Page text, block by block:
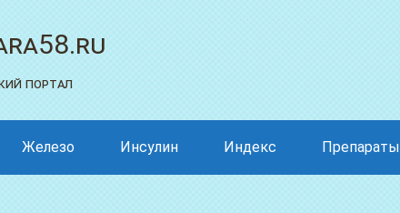
портал
Железо Инсулин Индекс Препараты